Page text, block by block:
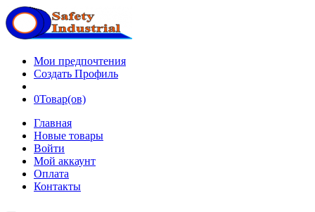
Мои предпочтения
Создать Профиль
0Товар(ов)
Главная
Новые товары
Войти
Мой аккаунт
Оплата
Контакты